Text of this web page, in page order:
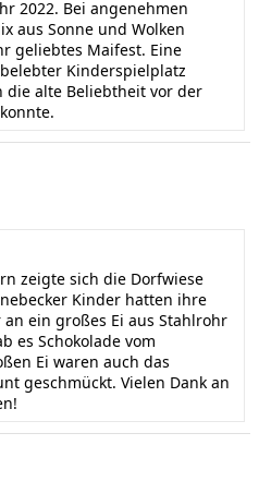
2022. Bei angenehmen
aus Sonne und Wolken
geliebtes Maifest. Eine
Kinderspielplatz
die alte Beliebtheit vor der
zeigte sich die Dorfwiese
Kinder hatten ihre
ein großes Ei aus Stahlrohr
es Schokolade vom
Ei waren auch das
geschmückt. Vielen Dank an